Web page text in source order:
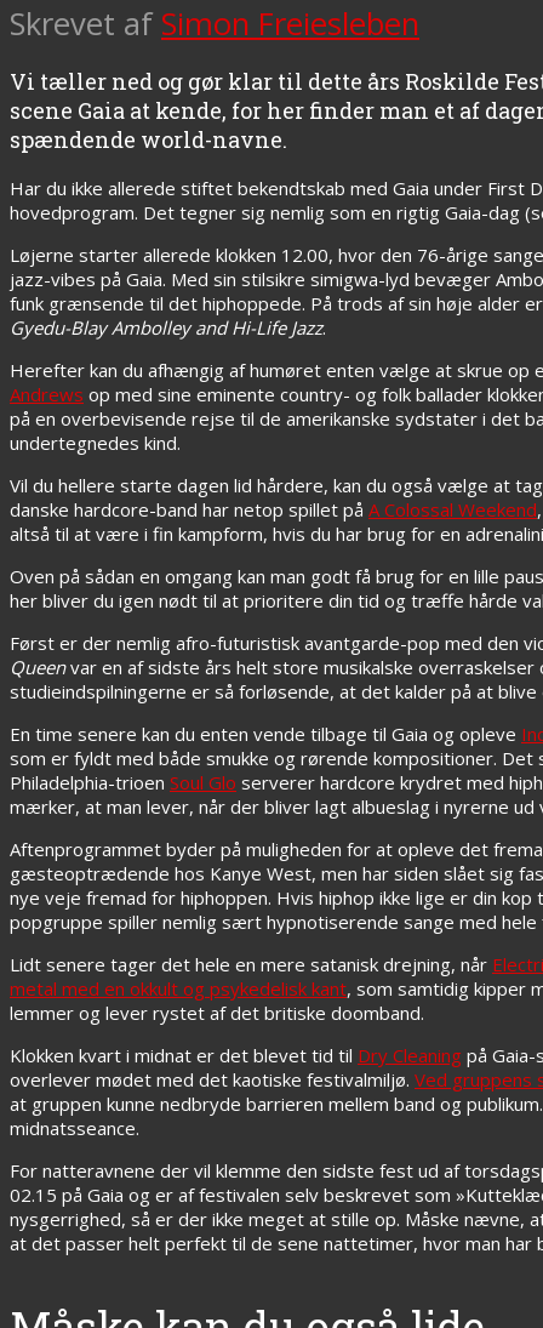
Skrevet af Simon Freiesleben
Vi tæller ned og gør klar til dette års Roskilde
scene Gaia at kende, for her finder man et af
spændende world-navne.
Har du ikke allerede stiftet bekendtskab med Gaia under
hovedprogram. Det tegner sig nemlig som en rigtig Gaia-dag
Løjerne starter allerede klokken 12.00, hvor den 76-årige
jazz-vibes på Gaia. Med sin stilsikre simigwa-lyd bevæger
funk grænsende til det hiphoppede. På trods af sin høje alder
Gyedu-Blay Ambolley and Hi-Life Jazz.
Herefter kan du afhængig af humøret enten vælge at skrue
Andrews op med sine eminente country- og folk ballader
på en overbevisende rejse til de amerikanske sydstater i det
undertegnedes kind.
Vil du hellere starte dagen lid hårdere, kan du også vælge at
danske hardcore-band har netop spillet på A Colossal Weekend
altså til at være i fin kampform, hvis du har brug for en
Oven på sådan en omgang kan man godt få brug for en lille
her bliver du igen nødt til at prioritere din tid og træffe hårde
Først er der nemlig afro-futuristisk avantgarde-pop med den
Queenvar en af sidste års helt store musikalske
studieindspilningerne er så forløsende, at det kalder på at
En time senere kan du enten vende tilbage til Gaia og opleve
som er fyldt med både smukke og rørende kompositioner.
Philadelphia-trioen Soul Glo serverer hardcore krydret med
mærker, at man lever, når der bliver lagt albueslag i nyrerne
Aftenprogrammet byder på muligheden for at opleve det
gæsteoptrædende hos Kanye West, men har siden slået sig
nye veje fremad for hiphoppen. Hvis hiphop ikke lige er din
popgruppe spiller nemlig sært hypnotiserende sange med
Lidt senere tager det hele en mere satanisk drejning, når
metal med en okkult og psykedelisk kant, som samtidig kipper
lemmer og lever rystet af det britiske doomband.
Klokken kvart i midnat er det blevet tid til Dry Cleaning på
overlever mødet med det kaotiske festivalmiljø. Ved gruppens
at gruppen kunne nedbryde barrieren mellem band og
midnatsseance.
For natteravnene der vil klemme den sidste fest ud af
02.15 på Gaia og er af festivalen selv beskrevet som »
nysgerrighed, så er der ikke meget at stille op. Måske nævne,
at det passer helt perfekt til de sene nattetimer, hvor man